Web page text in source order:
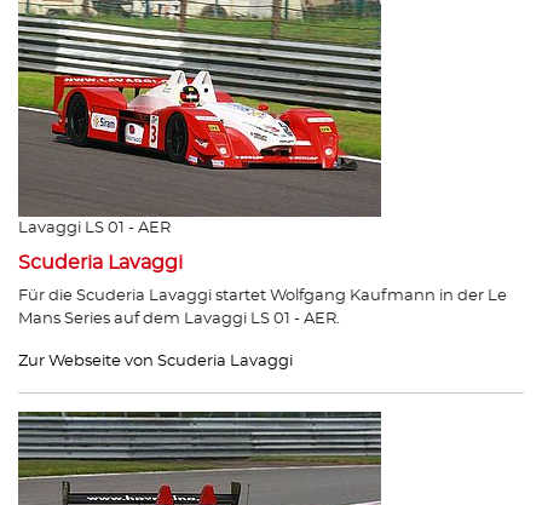
Lavaggi LS 01 - AER
Scuderia Lavaggi
Für die Scuderia Lavaggi startet Wolfgang Kaufmann in der Le
Mans Series auf dem Lavaggi LS 01 - AER.
Zur Webseite von Scuderia Lavaggi